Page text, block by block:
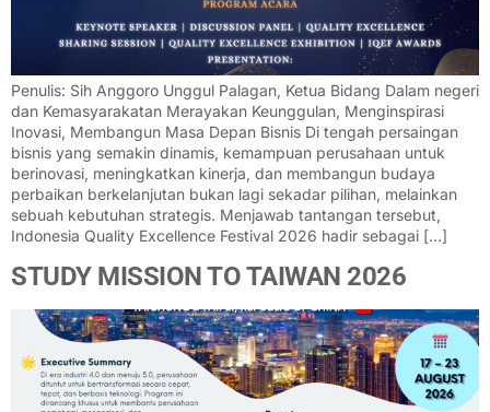
Penulis: Sih Anggoro Unggul Palagan, Ketua Bidang Dalam negeri
dan Kemasyarakatan Merayakan Keunggulan, Menginspirasi
Inovasi, Membangun Masa Depan Bisnis Di tengah persaingan
bisnis yang semakin dinamis, kemampuan perusahaan untuk
berinovasi, meningkatkan kinerja, dan membangun budaya
perbaikan berkelanjutan bukan lagi sekadar pilihan, melainkan
sebuah kebutuhan strategis. Menjawab tantangan tersebut,
Indonesia Quality Excellence Festival 2026 hadir sebagai […]
STUDY MISSION TO TAIWAN 2026